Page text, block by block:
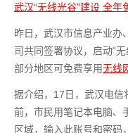
武汉“无线光谷”建设 全年
昨日，武汉市信息产业办
司共同签署协议，启动“
部分地区可免费享用无线
据介绍，17日，武汉电信
前，市民用笔记本电脑、
区域，输入此账号和密码